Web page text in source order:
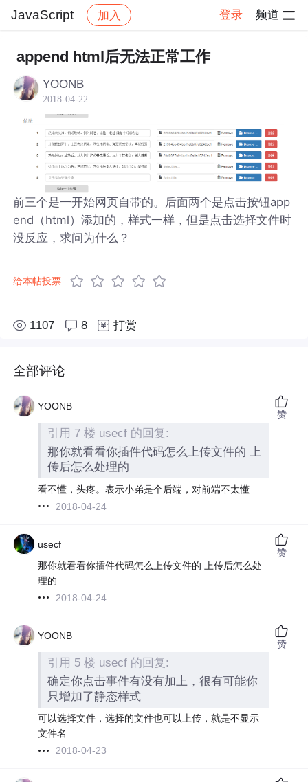
JavaScript 加入 登录 频道
JavaScript 帖子详情
append html后无法正常工作
YOONB
2018-04-22
前三个是一开始网页自带的。后面两个是点击按钮app
end（html）添加的，样式一样，但是点击选择文件时
没反应，求问为什么？
给本帖投票
1107 8 打赏
全部评论
YOONB
引用 7 楼 usecf 的回复:
那你就看看你插件代码怎么上传文件的 上
传后怎么处理的
看不懂，头疼。表示小弟是个后端，对前端不太懂
2018-04-24
赞
usecf
那你就看看你插件代码怎么上传文件的 上传后怎么处
理的
2018-04-24
赞
YOONB
引用 5 楼 usecf 的回复:
确定你点击事件有没有加上，很有可能你
只增加了静态样式
可以选择文件，选择的文件也可以上传，就是不显示
文件名
2018-04-23
赞